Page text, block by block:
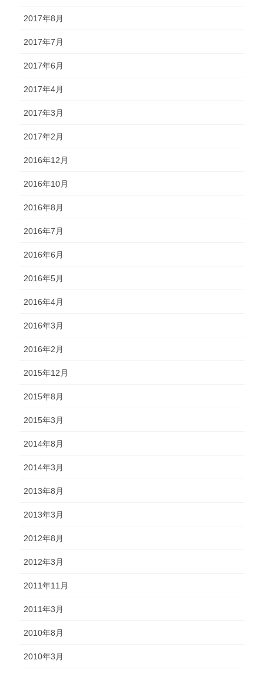
2017年8月
2017年7月
2017年6月
2017年4月
2017年3月
2017年2月
2016年12月
2016年10月
2016年8月
2016年7月
2016年6月
2016年5月
2016年4月
2016年3月
2016年2月
2015年12月
2015年8月
2015年3月
2014年8月
2014年3月
2013年8月
2013年3月
2012年8月
2012年3月
2011年11月
2011年3月
2010年8月
2010年3月